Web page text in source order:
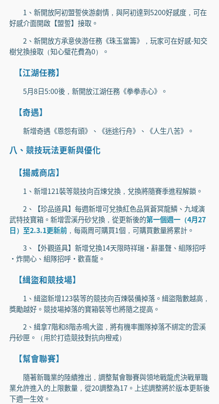
1、新開放阿初盟誓俠游劇情，與阿初達到5200好感度，可在
好感介面開啟【盟誓】接取。
2、新開放方承意俠游任務《珠玉當籌》，玩家可在好感-知交
樹兌換接取（知心璧花費為0）。
【江湖任務】
5月8日5:00後，新開放江湖任務《拳拳赤心》。
【奇遇】
新增奇遇《恩怨有頭》、《迷途行舟》、《人生八苦》。
八、競技玩法更新與優化
【揚威商店】
1、新增121裝等競技向百煉兌換，兌換將隨賽季進程解鎖。
2、【珍品道具】每週新增可兌換紅色品質蒼冥龍鱗、九域演
武特技寶箱。新增雲溪丹砂兌換，從更新後的第一個週一（4月27
日）至2.3.1更新前，每兩周可購買1個，可購買數量將累計。
3、【外觀道具】新增兌換14天限時祥瑞·辭墨聲、組隊招呼
·炸開心、組隊招呼·歡喜龍。
【緝盜和競技場】
1、緝盜新增123裝等的競技向百煉裝備掉落。緝盜階數越高，
獎勵越好。競技場掉落的寶箱裝等也將隨之提高。
2、緝拿7階和8階赤鳴大盜，將有機率團隊掉落不綁定的雲溪
丹砂匣。（用於打造競技對抗向橙戒）
【幫會聯賽】
隨著新職業的陸續推出，調整幫會聯賽與領地戰龍虎決戰單職
業允許進入的上限數量，從20調整為17。上述調整將於版本更新後
下週一生效。